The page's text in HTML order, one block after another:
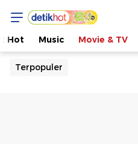
Hot Music Movie & TV
Terpopuler